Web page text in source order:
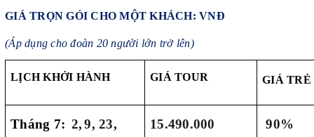
GIÁ TRỌN GÓI CHO MỘT KHÁCH: VNĐ
(Áp dụng cho đoàn 20 người lớn trở lên)
LỊCH KHỞI HÀNH GIÁ TOUR GIÁ TRẺ
Tháng 7: 2, 9, 23, 15.490.000 90%